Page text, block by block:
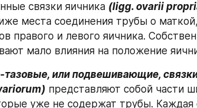
связки яичника (ligg. ovarii
места соединения трубы о
правого и левого яичника.
мало влияния на положение
или подвешивающие,
представляют собой части
уже не содержат трубы. Каждая